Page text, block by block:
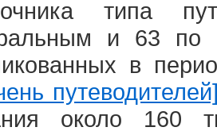
типа
и 63 по
в
около 160